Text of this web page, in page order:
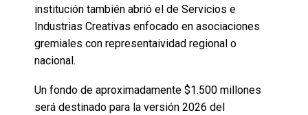
institución también abrió el de Servicios e
Industrias Creativas enfocado en asociaciones
gremiales con representaividad regional o
nacional.
Un fondo de aproximadamente $1.500 millones
será destinado para la versión 2026 del